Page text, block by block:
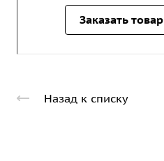
Заказать товар
Назад к списку